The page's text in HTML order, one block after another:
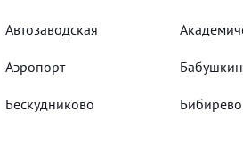
Автозаводская
Аэропорт
Бескудниково Бибирево